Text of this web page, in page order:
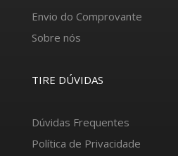
Envio do Comprovante
Sobre nós
TIRE DÚVIDAS
Dúvidas Frequentes
Política de Privacidade